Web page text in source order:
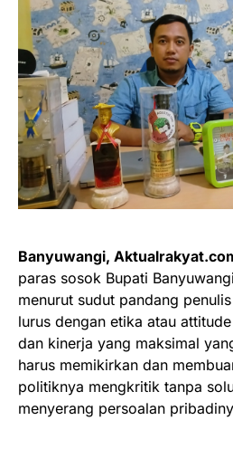
Banyuwangi,
paras sosok Bupati
menurut sudut pandang
lurus dengan etika atau
dan kinerja yang maksimal
harus memikirkan dan
politiknya mengkritik tanpa
menyerang persoalan